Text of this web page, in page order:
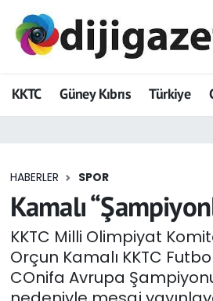
KKTC Güney Kıbrıs Türkiye
HABERLER SPOR
Kamalı
KKTC Milli Olimpiyat
Orçun Kamalı KKTC
COnifa Avrupa
ADVERTORIAL
Dijigazete
Eğitim
Ekonomi
Foto Galeri
Hava Durumu
Trafik Durumu
Tüm Manşetler
Son Dakika Haberleri
Haber Arşivi